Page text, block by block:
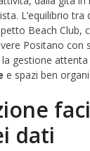
L’equilibrio
Beach Club,
Positano con
gestione
e spazi ben
dati